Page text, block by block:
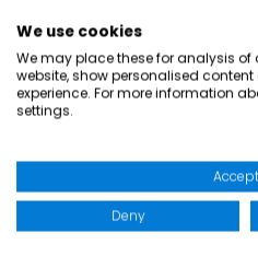
Armbewegungen und
Auf Reisen sind leichte
im Zug, im Flugzeug oder bei
Freien kühler wird. Beim
ausschließlich wie klassische
Auch in der Stadt spielen
dem Weg zur Arbeit kann ein
We use cookies
We may place these for analysis
website, show personalised
experience. For more information
settings.
Deny